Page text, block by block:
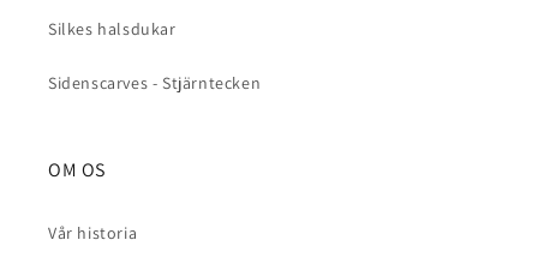
Silkes halsdukar
Sidenscarves - Stjärntecken
OM OS
Vår historia